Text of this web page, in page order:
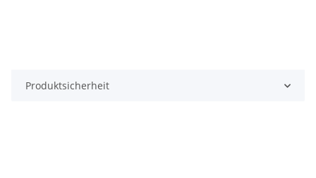
Produktsicherheit